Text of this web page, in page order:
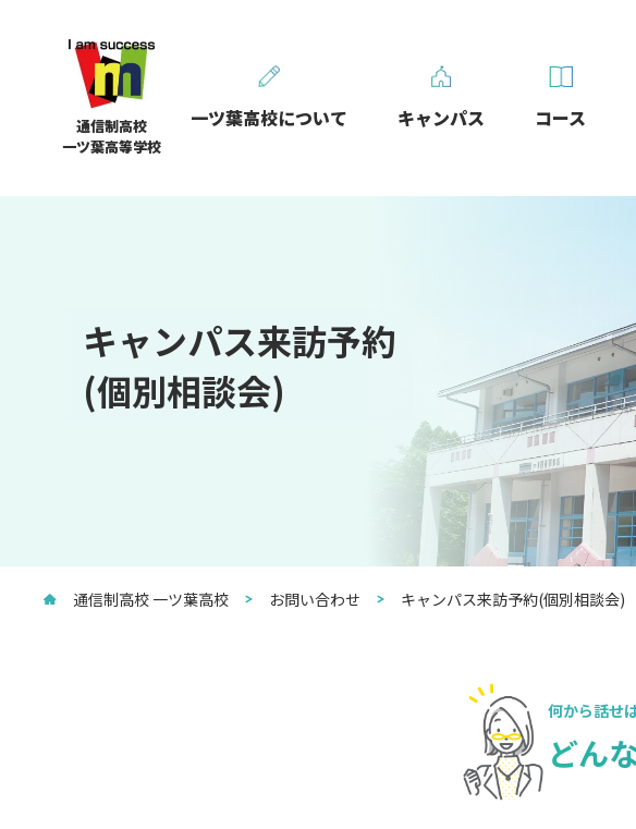
通信制高校
一ツ葉高等学校
一ツ葉高校について キャンパス コース
キャンパス来訪予約
(個別相談会)
通信制高校 一ツ葉高校 お問い合わせ キャンパス来訪予約(個別相談会)
何から話せ
どん